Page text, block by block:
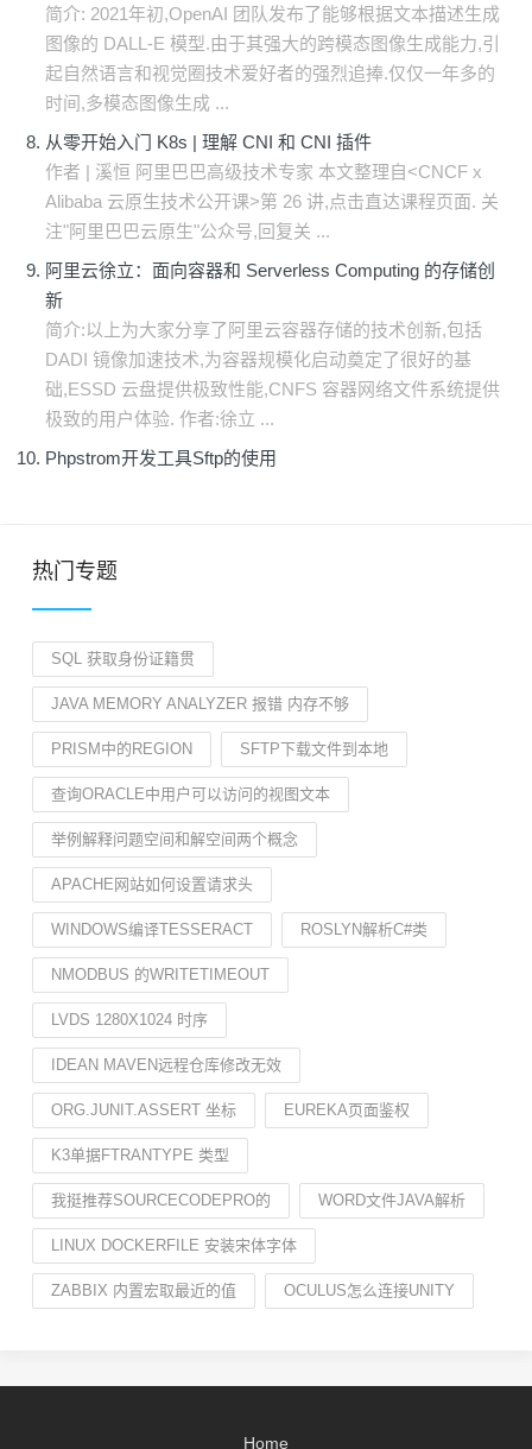
简介: 2021年初,OpenAI 团队发布了能够根据文本描述生成
图像的 DALL-E 模型.由于其强大的跨模态图像生成能力,引
起自然语言和视觉圈技术爱好者的强烈追捧.仅仅一年多的
时间,多模态图像生成 ...
从零开始入门 K8s | 理解 CNI 和 CNI 插件
作者 | 溪恒 阿里巴巴高级技术专家 本文整理自<CNCF x
Alibaba 云原生技术公开课>第 26 讲,点击直达课程页面. 关
注"阿里巴巴云原生"公众号,回复关 ...
阿里云徐立：面向容器和 Serverless Computing 的存储创
新
​简介:以上为大家分享了阿里云容器存储的技术创新,包括
DADI 镜像加速技术,为容器规模化启动奠定了很好的基
础,ESSD 云盘提供极致性能,CNFS 容器网络文件系统提供
极致的用户体验. 作者:徐立 ...
Phpstrom开发工具Sftp的使用
热门专题
SQL 获取身份证籍贯
JAVA MEMORY ANALYZER 报错 内存不够
PRISM中的REGION SFTP下载文件到本地
查询ORACLE中用户可以访问的视图文本
举例解释问题空间和解空间两个概念
APACHE网站如何设置请求头
WINDOWS编译TESSERACT ROSLYN解析C#类
NMODBUS 的WRITETIMEOUT
LVDS 1280X1024 时序
IDEAN MAVEN远程仓库修改无效
ORG.JUNIT.ASSERT 坐标 EUREKA页面鉴权
K3单据FTRANTYPE 类型
我挺推荐SOURCECODEPRO的 WORD文件JAVA解析
LINUX DOCKERFILE 安装宋体字体
ZABBIX 内置宏取最近的值 OCULUS怎么连接UNITY
Home